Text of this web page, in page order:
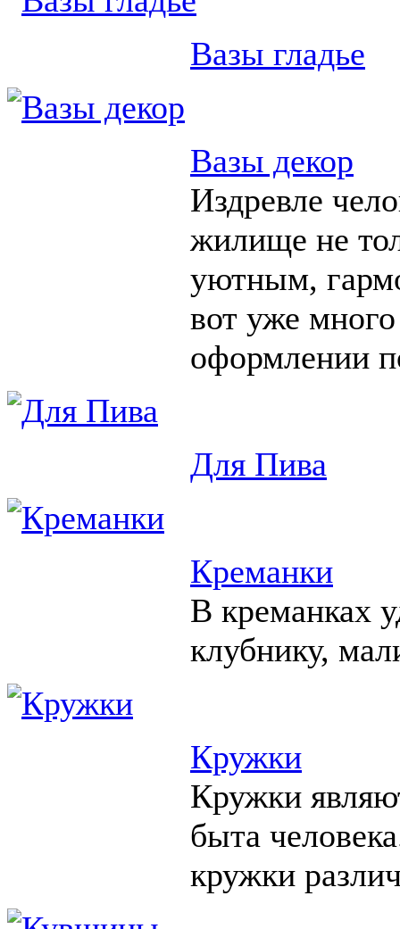
Вазы гладье
Вазы декор
Издревле
жилище не
уютным,
вот уже
оформлении
Для Пива
Креманки
В креманках
клубнику,
Кружки
Кружки
быта
кружки